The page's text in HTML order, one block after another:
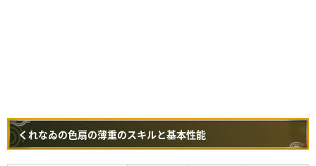
くれなゐの色扇の薄重のスキルと基本性能